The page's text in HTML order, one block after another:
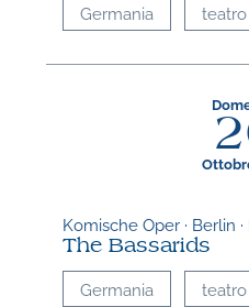
Germania
Komische Oper · Berlin
The Bassarids
Germania